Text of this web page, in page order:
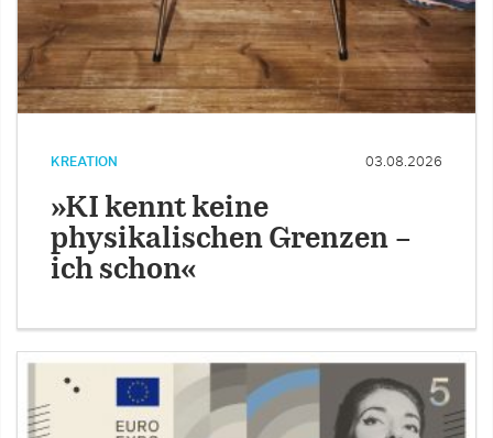
KREATION 03.08.2026
»KI kennt keine
physikalischen Grenzen –
ich schon«